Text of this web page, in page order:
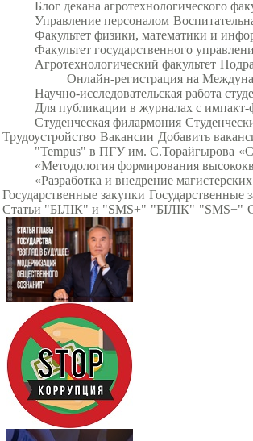
Блог декана агротехнологического
Управление персоналом
Факультет физики, математики и
Факультет государственного
Агротехнологический факультет
Онлайн-регистрация на
Научно-исследовательская работа
Для публикации в журналах с импакт-
Студенческая филармония
Трудоустройство Вакансии Добавить
"Tempus" в ПГУ им. С.Торайгырова
«Методология формирования
«Разработка и внедрение
Государственные закупки Государственные
Статьи "БІЛІК" и "SMS+" "БІЛІК" "SMS+"